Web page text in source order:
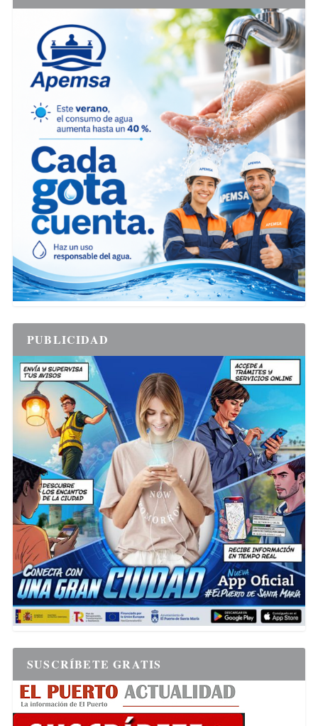
PUBLICIDAD
SUSCRÍBETE GRATIS